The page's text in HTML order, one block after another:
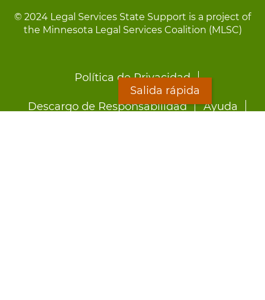
© 2024 Legal Services State Support is a project of
the Minnesota Legal Services Coalition (MLSC)
Política de Privacidad
Descargo de Responsabilidad Ayuda
Salida rápida